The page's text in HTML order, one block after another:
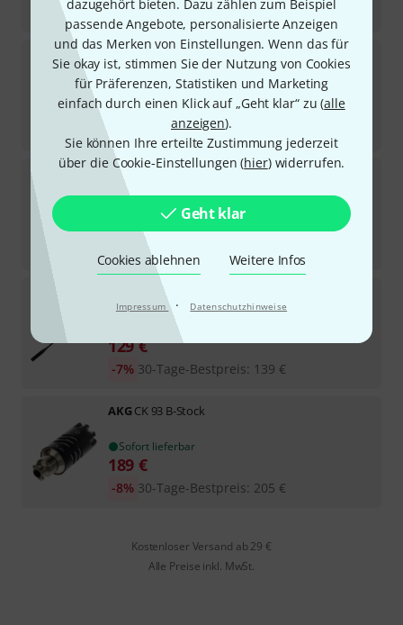
dazugehört bieten. Dazu zählen zum Beispiel
passende Angebote, personalisierte Anzeigen
und das Merken von Einstellungen. Wenn das für
Sie okay ist, stimmen Sie der Nutzung von Cookies
für Präferenzen, Statistiken und Marketing
einfach durch einen Klick auf „Geht klar“ zu (alle
anzeigen).
Sie können Ihre erteilte Zustimmung jederzeit
über die Cookie-Einstellungen (hier) widerrufen.
Geht klar
Cookies ablehnen Weitere Infos
Impressum · Datenschutzhinweise
UVP:95 €
-32%
AKGDST 99 S B-Stock
Sofort lieferbar
115€
30-Tage-Bestpreis
AKGGN 30 E CK33 Bundle
In 1–2 Wochen lieferbar
389€
UVP:
CGN 99 CL B-Stock
Sofort lieferbar
129€
30-Tage-Bestpreis: 139 €
-7%
AKGCK 93 B-Stock
Sofort lieferbar
189 €
30-Tage-Bestpreis: 205 €
-8%
Kostenloser Versand ab 29 €
Alle Preise inkl. MwSt.